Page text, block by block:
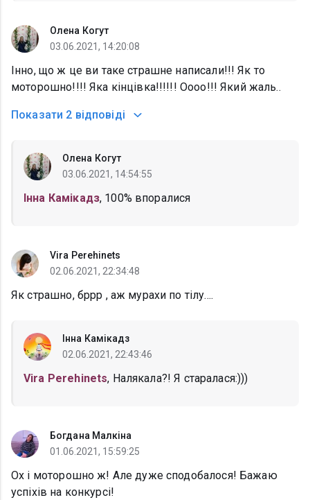
Олена Когут
03.06.2021, 14:20:08
Інно, що ж це ви таке страшне написали!!! Як то
моторошно!!!! Яка кінцівка!!!!!! Оооо!!! Який жаль..
Показати 2 відповіді
Олена Когут
03.06.2021, 14:54:55
Інна Камікадз, 100% впоралися
Vira Perehinets
02.06.2021, 22:34:48
Як страшно, бррр , аж мурахи по тілу....
Інна Камікадз
02.06.2021, 22:43:46
Vira Perehinets, Налякала?! Я старалася:)))
Богдана Малкіна
01.06.2021, 15:59:25
Ох і моторошно ж! Але дуже сподобалося! Бажаю
успіхів на конкурсі!